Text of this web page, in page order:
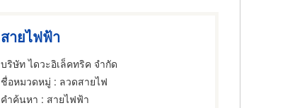
สายไฟฟ้า
บริษัท ไดวะอิเล็คทริค จำกัด
ชื่อหมวดหมู่ : ลวดสายไฟ
คำค้นหา : สายไฟฟ้า